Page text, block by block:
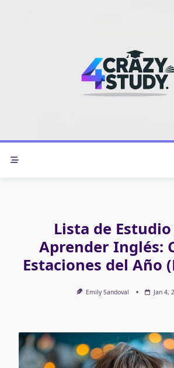
Lista de
Aprender Inglés:
Estaciones del Año
Emily Sandoval Jan 4,